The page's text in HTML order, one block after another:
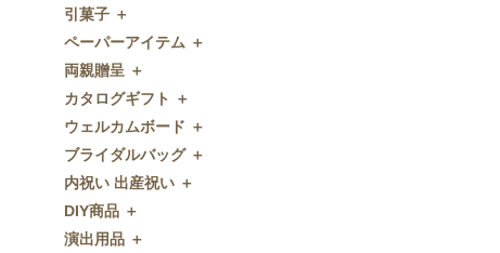
ウェルカムプチギフト
アメニティ
キャンディー・金平糖
クッキー
スプーン
チョコレート
ディズニー
ドラジェ
プチタオル
引出物ギフト
グラス
タオル・石鹸・名披露目
ディズニーギフト
今治タオル
引出物セット
和食器
名入れ贈呈品
特選ギフト
引菓子 ＋
引菓子
バウムクーヘン
洋菓子
和菓子
FLAVOR
ペーパーアイテム ＋
ペーパーアイテム
招待状
席次表
席札
付箋・メッセージカード
印刷代行
ディズニーシリーズ
両親贈呈 ＋
両親贈呈
ディズニーウェイトドール
ウェイトベア
子育て卒業証書
クロックギフト
カタログギフト ＋
カタログギフト
OCEAN&TERRE GOURMET
SHIKISAI ONE
Grace
ウェルカムボード ＋
ウェルカムボード
カラーステンドグラス調
ガラス
フラワータイプ
ブライダルバッグ ＋
ブライダルバッグ
内祝い 出産祝い ＋
内祝い 出産祝い
DIY商品 ＋
DIY商品
演出用品 ＋